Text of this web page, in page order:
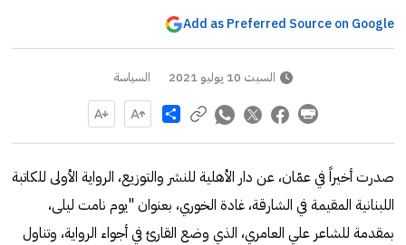
Add as Preferred Source on Google
السبت 10 يوليو 2021 السياسة
Share
صدرت أخيراً في عمّان، عن دار الأهلية للنشر والتوزيع، الرواية الأولى للكاتبة
اللبنانية المقيمة في الشارقة، غادة الخوري، بعنوان "يوم نامت ليلى،
بمقدمة للشاعر علي العامري، الذي وضع القارئ في أجواء الرواية، وتناول